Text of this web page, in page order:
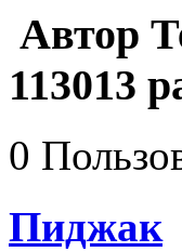
Автор
113013
0
Пиджак